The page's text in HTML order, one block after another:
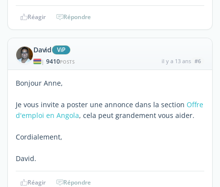
Réagir Répondre
David ViP
| 9410POSTS il y a 13 ans #6
Bonjour Anne,
Je vous invite a poster une annonce dans la section Offre
d'emploi en Angola, cela peut grandement vous aider.
Cordialement,
David.
Réagir Répondre